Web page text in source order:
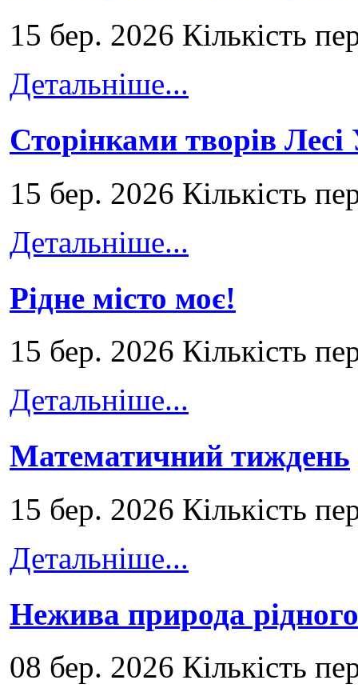
15 бер. 2026 Кількість
Детальніше...
Сторінками творів
15 бер. 2026 Кількість
Детальніше...
Рідне місто моє!
15 бер. 2026 Кількість
Детальніше...
Математичний тиждень
15 бер. 2026 Кількість
Детальніше...
Нежива природа
08 бер. 2026 Кількість